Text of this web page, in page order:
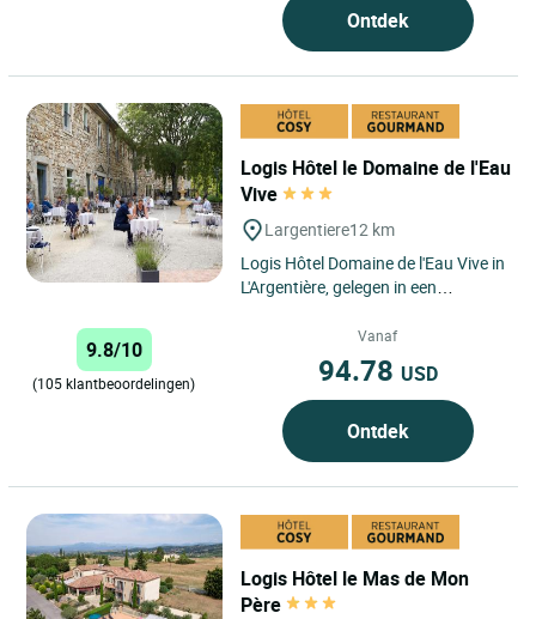
Ontdek
Logis Hôtel le Domaine de l'Eau
Vive
Largentiere12 km
Logis Hôtel Domaine de l'Eau Vive in
L'Argentière, gelegen in een
de natuur, is een oase...
9.8/10
(105 klantbeoordelingen)
Vanaf
94.78 USD
Ontdek
Logis Hôtel le Mas de Mon
Père